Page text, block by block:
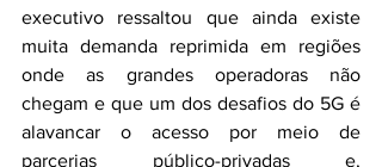
executivo ressaltou que ainda existe
muita demanda reprimida em regiões
onde as grandes operadoras não
chegam e que um dos desafios do 5G é
alavancar o acesso por meio de
parcerias público-privadas e,